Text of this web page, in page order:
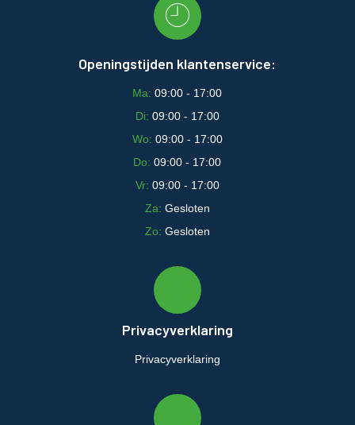
Openingstijden klantenservice:
Ma:09:00 - 17:00
Di: 09:00 - 17:00
Wo: 09:00 - 17:00
Do:09:00 - 17:00
Vr: 09:00 - 17:00
Za: Gesloten
Zo: Gesloten
Privacyverklaring
Privacyverklaring